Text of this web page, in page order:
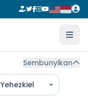
Sembunyikan
Yehezkiel